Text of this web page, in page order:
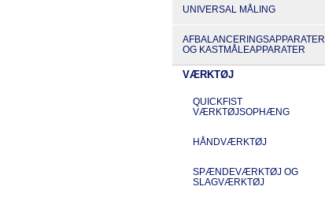
UNIVERSAL MÅLING
AFBALANCERINGSAPPARATER
OG KASTMÅLEAPPARATER
VÆRKTØJ
QUICKFIST
VÆRKTØJSOPHÆNG
HÅNDVÆRKTØJ
SPÆNDEVÆRKTØJ OG
SLAGVÆRKTØJ